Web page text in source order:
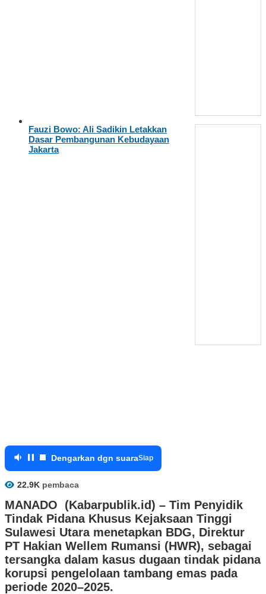
Fauzi Bowo: Ali Sadikin Letakkan
Dasar Pembangunan Kebudayaan
Jakarta
Dengarkan dgn suaraSiap
22.9K pembaca
MANADO (Kabarpublik.id) – Tim Penyidik
Tindak Pidana Khusus Kejaksaan Tinggi
Sulawesi Utara menetapkan BDG, Direktur
PT Hakian Wellem Rumansi (HWR), sebagai
tersangka dalam kasus dugaan tindak pidana
korupsi pengelolaan tambang emas pada
periode 2020–2025.